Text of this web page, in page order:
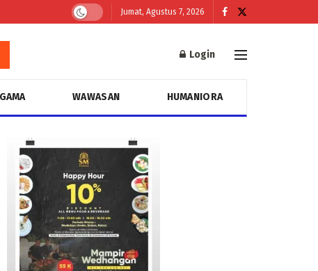
Jumat, Agustus 7, 2026
Login
WAWASAN HUMANIORA